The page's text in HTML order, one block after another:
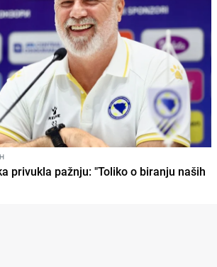
privukla pažnju: "Toliko o biranju naših